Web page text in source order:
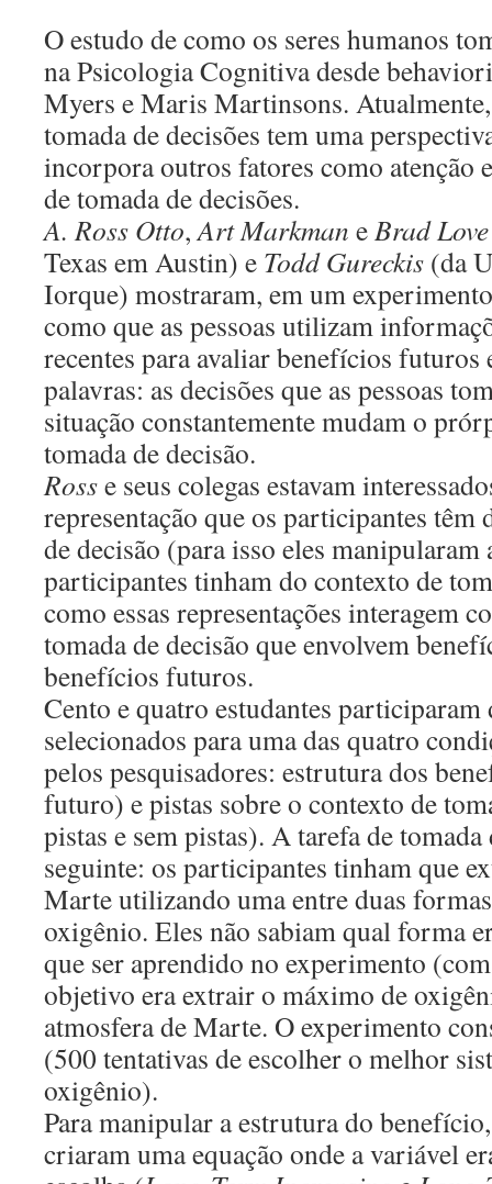
O estudo de como os seres humanos
na Psicologia Cognitiva desde
Myers e Maris Martinsons.
tomada de decisões tem uma
incorpora outros fatores como atenção
de tomada de decisões.
A. Ross Otto,Art Markman eBrad Love
Texas em Austin) e Todd Gureckis (da
Iorque) mostraram, em um
como que as pessoas utilizam
recentes para avaliar benefícios
palavras: as decisões que as pessoas
situação constantemente mudam o
tomada de decisão.
Rosse seus colegas estavam
representação que os participantes têm
de decisão (para isso eles
participantes tinham do contexto de
como essas representações interagem
tomada de decisão que envolvem
benefícios futuros.
Cento e quatro estudantes
selecionados para uma das quatro
pelos pesquisadores: estrutura dos
futuro) e pistas sobre o contexto de
pistas e sem pistas). A tarefa de tomada
seguinte: os participantes tinham que
Marte utilizando uma entre duas
oxigênio. Eles não sabiam qual forma
que ser aprendido no experimento
objetivo era extrair o máximo de
atmosfera de Marte. O experimento
(500 tentativas de escolher o melhor
oxigênio).
Para manipular a estrutura do
criaram uma equação onde a variável